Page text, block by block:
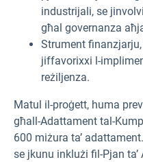
industrijali, se
għal governanza
Strument finanzjarju,
jiffavorixxi l-
reżiljenza.
Matul il-proġett, huma
għall-Adattament tal-
600 miżura ta’
se jkunu inklużi fil-Pjan